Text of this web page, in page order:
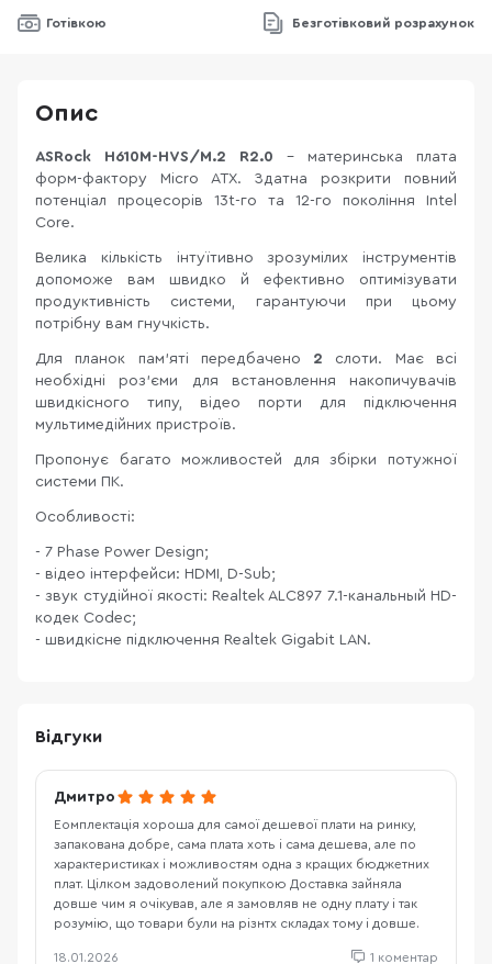
Готівкою Безготівковий розрахунок
Опис
ASRock H610M-HVS/M.2 R2.0 – материнська плата
форм-фактору Micro ATX. Здатна розкрити повний
потенціал процесорів 13t-го та 12-го покоління Intel
Core.
Велика кількість інтуїтивно зрозумілих інструментів
допоможе вам швидко й ефективно оптимізувати
продуктивність системи, гарантуючи при цьому
потрібну вам гнучкість.
Для планок пам'яті передбачено 2 слоти. Має всі
необхідні роз'єми для встановлення накопичувачів
швидкісного типу, відео порти для підключення
мультимедійних пристроїв.
Пропонує багато можливостей для збірки потужної
системи ПК.
Особливості:
- 7 Phase Power Design;
- відео інтерфейси: HDMI, D-Sub;
- звук студійної якості: Realtek ALC897 7.1-канальный HD-
кодек Codec;
- швидкісне підключення Realtek Gigabit LAN.
Відгуки
Дмитро
Еомплектація хороша для самої дешевої плати на ринку,
запакована добре, сама плата хоть і сама дешева, але по
характеристиках і можливостям одна з кращих бюджетних
плат. Цілком задоволений покупкою Доставка зайняла
довше чим я очікував, але я замовляв не одну плату і так
розумію, що товари були на різнтх складах тому і довше.
18.01.2026 1 коментар